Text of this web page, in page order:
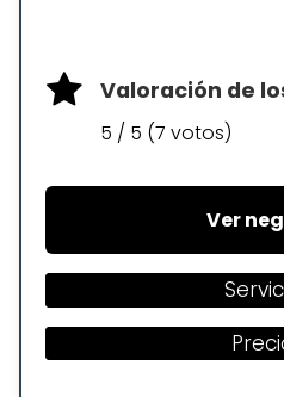
Valoración de
5 / 5 (7 votos)
Ver